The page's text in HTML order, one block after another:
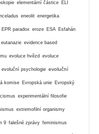
elementární částice ELI
eneolit energetika
EPR paradox eroze ESA Esfahán
eutanazie evidence based
evoluce hvězd evoluce
evoluční psychologie evoluční
komise Evropská unie Evropský
experimentální filosofie
extremofilní organismy
9 falešné zprávy feminismus